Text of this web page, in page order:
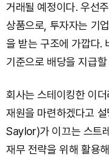
거래될 예정이다. 우선
상품으로, 투자자는 기
을 받는 구조에 가깝다.
기준으로 배당을 지급
회사는 스테이킹한 이
재원을 마련하겠다고
Saylor)가 이끄는 스트
재무 전략을 위해 활용